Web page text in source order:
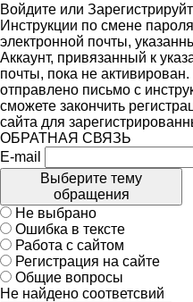
Войдите или
Инструкции по смене
электронной почты,
Аккаунт, привязанный к
почты, пока не
отправлено письмо с
сможете закончить
сайта для
ОБРАТНАЯ СВЯЗЬ
E-mail
Выберите тему
обращения
Не выбрано
Ошибка в тексте
Работа с сайтом
Регистрация на сайте
Общие вопросы
Не найдено соответсвий